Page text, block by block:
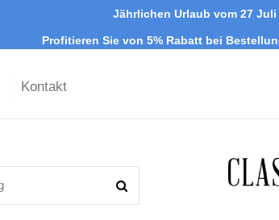
Jährlichen Urlaub vom 27
Profitieren Sie von 5% Rabatt bei
Kontakt